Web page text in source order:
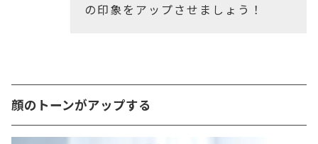
の印象をアップさせましょう！
顔のトーンがアップする